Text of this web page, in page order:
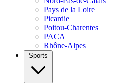
Pays de la Loire
Picardie
Poitou-Charentes
PACA
Rhône-Alpes
Sports